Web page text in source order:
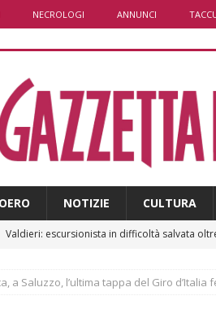
NECROLOGI ANNUNCI
NOTIZIE CULTURA
Valdieri: escursionista in difficoltà salvata
Caso Galeasso in Comune ad Alba, per la
a Saluzzo, l’ultima tappa del Giro d’Italia